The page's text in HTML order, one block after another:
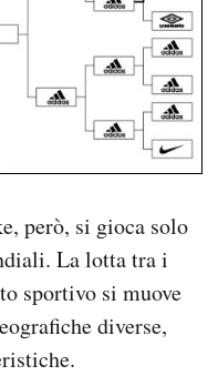
però, si gioca solo
La lotta tra i
sportivo si muove
diverse,